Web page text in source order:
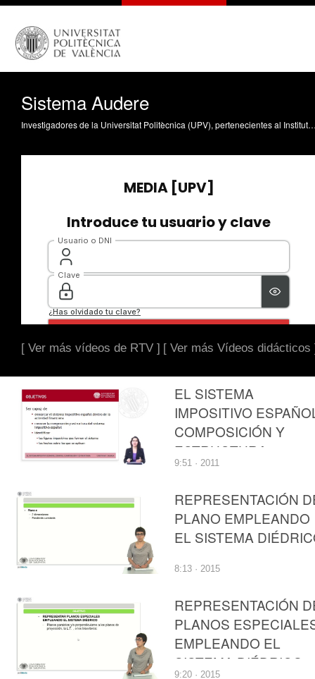
Sistema Audere
Investigadores de la Universitat Politècnica (UPV), pertenecientes al Instituto de Telecomunicaciones y Aplicaciones Multimedia (iTEAM) y al Instituto de Automática e Informática Industrial (ai2), han participado en el desarrollo de AUDERE, un sistema inteligente que automatiza la recogida de residuos urbanos, así como la logística
[ Ver más vídeos de RTV ] [ Ver más Vídeos didácticos
EL SISTEMA
IMPOSITIVO
COMPOSICIÓN Y
ESTRUCTURA
9:51 · 2011
REPRESENTACIÓN
PLANO EMPLEANDO
EL SISTEMA
8:13 · 2015
REPRESENTACIÓN
PLANOS
EMPLEANDO EL
SISTEMA DIÉDRICO
9:20 · 2015